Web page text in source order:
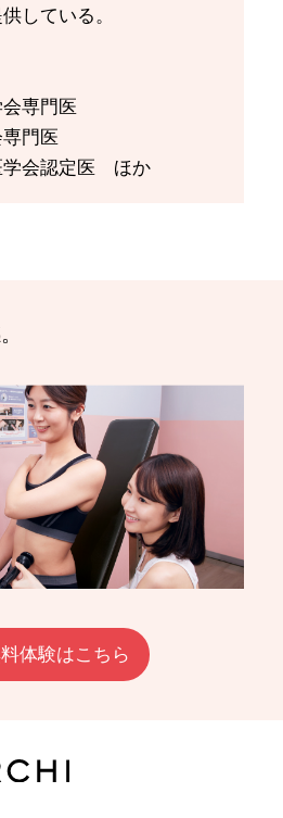
している。
会専門医
専門医
学会認定医 ほか
体験はこちら